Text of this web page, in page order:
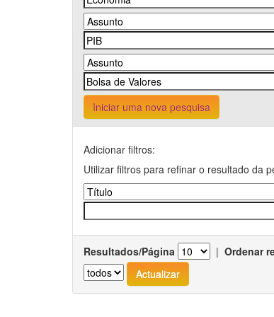
Iniciar uma nova pesquisa
Adicionar filtros:
Utilizar filtros para refinar o resultado da
Resultados/Página | Ordenar